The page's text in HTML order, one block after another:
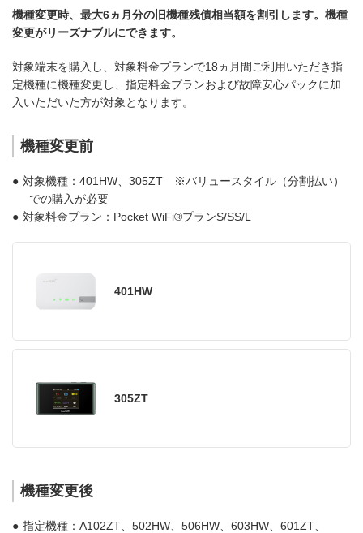
機種変更時、最大6ヵ月分の旧機種残債相当額を割引します。機種
変更がリーズナブルにできます。
対象端末を購入し、対象料金プランで18ヵ月間ご利用いただき指
定機種に機種変更し、指定料金プランおよび故障安心パックに加
入いただいた方が対象となります。
機種変更前
● 対象機種：401HW、305ZT ※バリュースタイル（分割払い）
での購入が必要
● 対象料金プラン：Pocket WiFi®プランS/SS/L
401HW
305ZT
機種変更後
● 指定機種：A102ZT、502HW、506HW、603HW、601ZT、